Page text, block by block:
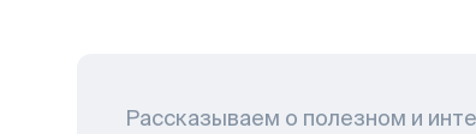
Рассказываем о полезном и